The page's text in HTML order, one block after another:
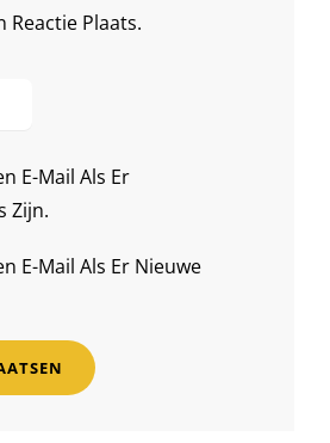
Reactie Plaats.
E-Mail Als Er
Zijn.
E-Mail Als Er Nieuwe